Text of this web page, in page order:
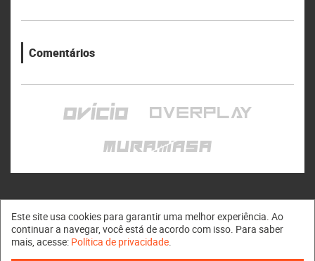
Comentários
Muramasa © 2011 - 2026
Este site usa cookies para garantir uma melhor experiência. Ao
continuar a navegar, você está de acordo com isso. Para saber
mais, acesse: Política de privacidade.